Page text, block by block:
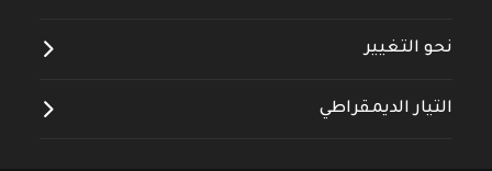
نحو التغيير
التيار الديمقراطي